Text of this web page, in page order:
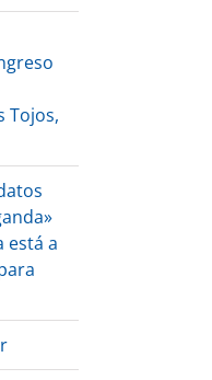
Tojos,
está a